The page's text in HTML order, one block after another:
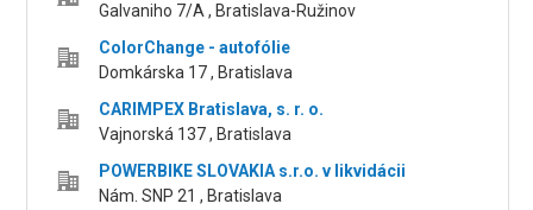
Galvaniho 7/A , Bratislava-Ružinov
ColorChange - autofólie
Domkárska 17 , Bratislava
CARIMPEX Bratislava, s. r. o.
Vajnorská 137 , Bratislava
POWERBIKE SLOVAKIA s.r.o. v likvidácii
Nám. SNP 21 , Bratislava